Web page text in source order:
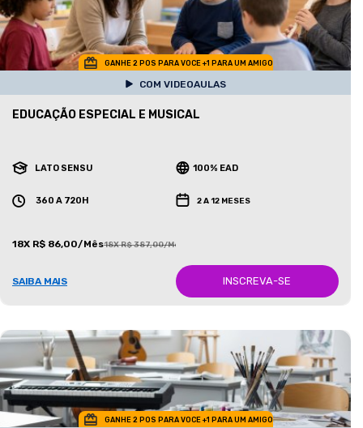
GANHE 2 POS PARA VOCE +1 PARA UM AMIGO
COM VIDEOAULAS
EDUCAÇÃO ESPECIAL E MUSICAL
LATO SENSU 100% EAD
360 A 720H 2 A 12 MESES
18X R$ 86,00/Mês18X R$ 387,00/Mês
SAIBA MAIS INSCREVA-SE
GANHE 2 POS PARA VOCE +1 PARA UM AMIGO